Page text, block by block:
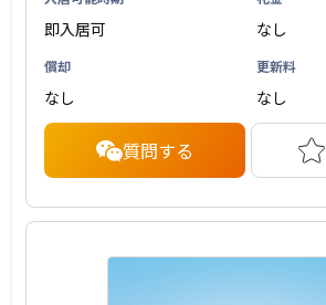
即入居可 なし
償却
なし
更新料
なし
質問する